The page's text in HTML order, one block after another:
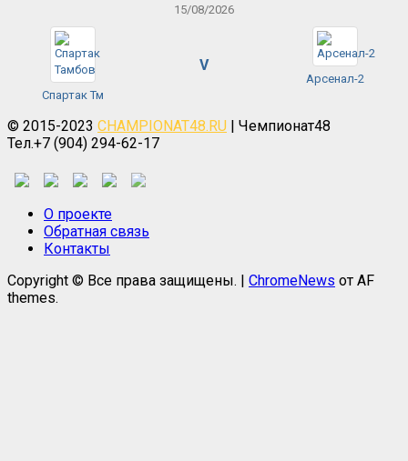
15/08/2026
Спартак Тм
V
Арсенал-2
© 2015-2023 CHAMPIONAT48.RU | Чемпионат48
Тел.+7 (904) 294-62-17
О проекте
Обратная связь
Контакты
Copyright © Все права защищены. | ChromeNews от AF
themes.